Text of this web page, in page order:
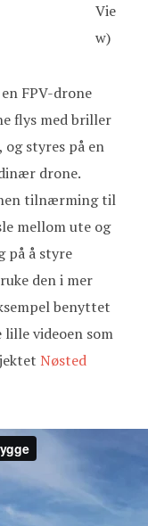
Vie
w)
FPV-drone
flys med briller
og styres på en
drone.
tilnærming til
mellom ute og
på å styre
den i mer
benyttet
lille videoen som
Nøsted